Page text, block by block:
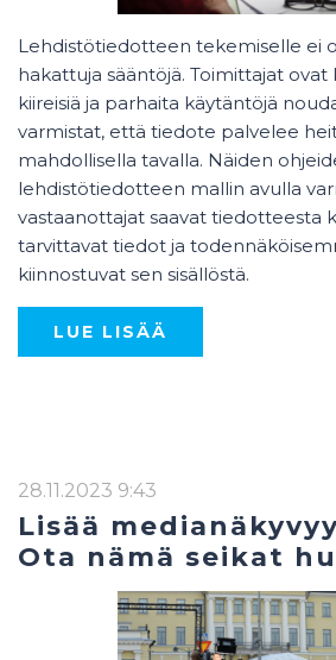
Lehdistötiedotteen tekemiselle ei
hakattuja sääntöjä. Toimittajat ovat
kiireisiä ja parhaita käytäntöjä
varmistat, että tiedote palvelee
mahdollisella tavalla. Näiden
lehdistötiedotteen mallin avulla
vastaanottajat saavat tiedotteesta
tarvittavat tiedot ja
kiinnostuvat sen sisällöstä.
LUE LISÄÄ
28.11.2023 9:43
Lisää
Ota nämä seikat